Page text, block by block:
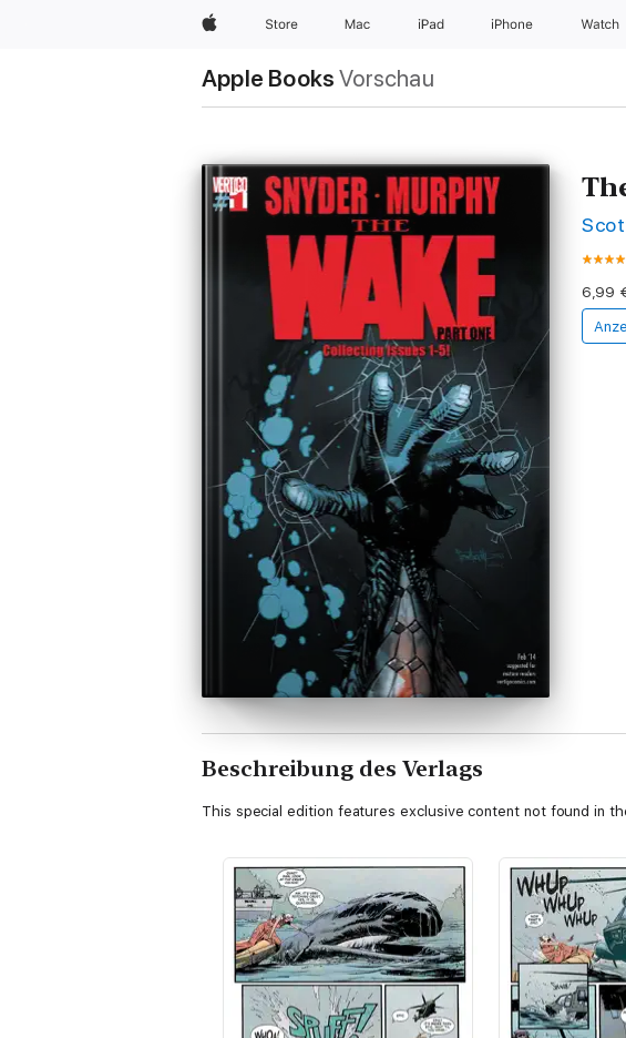
Apple Store Mac iPad iPhone Watch
Apple Books Vorschau
6,99
Beschreibung des Verlags
This special edition features exclusive content not found in